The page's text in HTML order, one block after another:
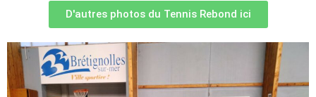
D'autres photos du Tennis Rebond ici